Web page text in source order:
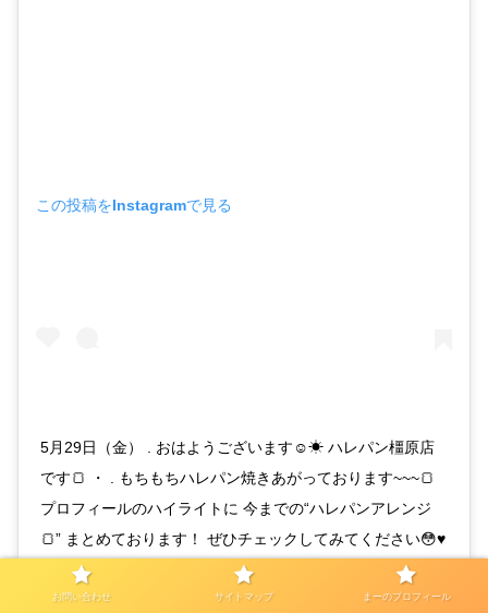
この投稿をInstagramで見る
5月29日（金） . おはようございます☺︎☀ ハレパン橿原店
です🍞 ・ . もちもちハレパン焼きあがっております~~~🍞
プロフィールのハイライトに 今までの“ハレパンアレンジ
🍞” まとめております！ ぜひチェックしてみてください😳♥
. ただ今、本日分もございますので ぜひお店に立ち寄って
みてください♡♡ . . 本日14時以降のご予約📞可能ですので
お問い合わせ サイトマップ まーのプロフィール